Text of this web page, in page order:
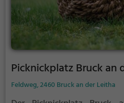
Picknickplatz Bruck an
Feldweg, 2460 Bruck an der Leitha